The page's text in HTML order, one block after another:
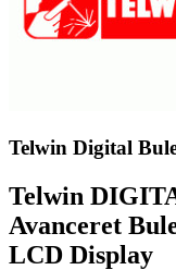
Telwin Digital
Telwin
Avanceret
LCD Display